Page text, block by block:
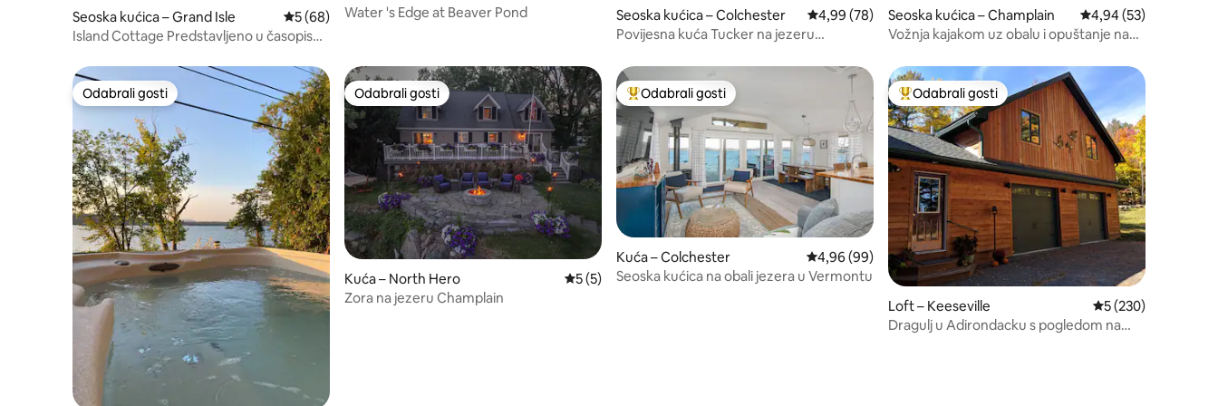
Seoska kućica – Grand Isle Prosječna ocjena: 5/5, recenzija: 68
5 (68)
Island Cottage Predstavljeno u časopisu
Water 's Edge at Beaver Pond
Seoska kućica – Colchester Prosječna ocjena: 4,99/5, recenzija: 78
4,99 (78)
Povijesna kuća Tucker na jezeru
Seoska kućica – Champlain Prosječna ocjena:
4,94 (53)
Vožnja kajakom uz obalu i opuštanje na
Odabrali gosti
Odabrali gosti Odabrali gosti
Odabrali gosti
Kuća – North Hero Prosječna ocjena: 5/5, recenzija: 5
5 (5)
Zora na jezeru Champlain
Među najviše rangiranima s oznakom „Odabrali gosti”
Odabrali gosti
Kuća – Colchester Prosječna ocjena: 4,96/5, recenzija: 99
4,96 (99)
Seoska kućica na obali jezera u Vermontu
Među najviše rangiranima s oznakom „Odabrali gosti”
Odabrali gosti
Loft – Keeseville Prosječna ocjena:
5 (230)
Dragulj u Adirondacku s pogledom na